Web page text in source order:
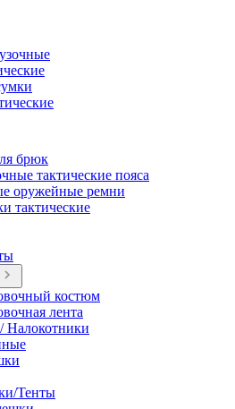
брюк
тактические пояса
оружейные ремни
тактические
костюм
лента
Налокотники
Тенты